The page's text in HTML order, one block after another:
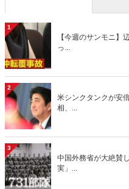
1
【今週のサンモニ】
っ...
2
米シンクタンクが安
相、...
3
中国外務省が大絶賛
実」...